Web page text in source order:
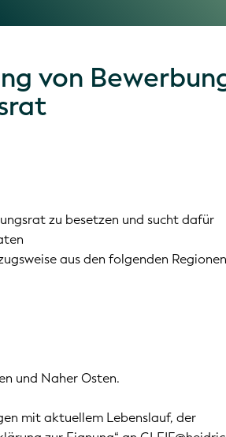
von
zu besetzen und sucht dafür
aus den folgenden
und Naher Osten.
mit aktuellem Lebenslauf, der